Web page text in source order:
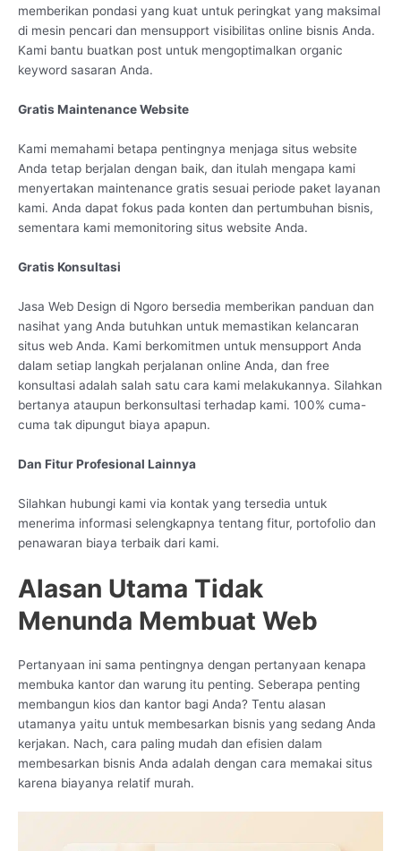
memberikan pondasi yang kuat untuk peringkat yang maksimal
di mesin pencari dan mensupport visibilitas online bisnis Anda.
Kami bantu buatkan post untuk mengoptimalkan organic
keyword sasaran Anda.
Gratis Maintenance Website
Kami memahami betapa pentingnya menjaga situs website
Anda tetap berjalan dengan baik, dan itulah mengapa kami
menyertakan maintenance gratis sesuai periode paket layanan
kami. Anda dapat fokus pada konten dan pertumbuhan bisnis,
sementara kami memonitoring situs website Anda.
Gratis Konsultasi
Jasa Web Design di Ngoro bersedia memberikan panduan dan
nasihat yang Anda butuhkan untuk memastikan kelancaran
situs web Anda. Kami berkomitmen untuk mensupport Anda
dalam setiap langkah perjalanan online Anda, dan free
konsultasi adalah salah satu cara kami melakukannya. Silahkan
bertanya ataupun berkonsultasi terhadap kami. 100% cuma-
cuma tak dipungut biaya apapun.
Dan Fitur Profesional Lainnya
Silahkan hubungi kami via kontak yang tersedia untuk
menerima informasi selengkapnya tentang fitur, portofolio dan
penawaran biaya terbaik dari kami.
Alasan Utama Tidak
Menunda Membuat Web
Pertanyaan ini sama pentingnya dengan pertanyaan kenapa
membuka kantor dan warung itu penting. Seberapa penting
membangun kios dan kantor bagi Anda? Tentu alasan
utamanya yaitu untuk membesarkan bisnis yang sedang Anda
kerjakan. Nach, cara paling mudah dan efisien dalam
membesarkan bisnis Anda adalah dengan cara memakai situs
karena biayanya relatif murah.